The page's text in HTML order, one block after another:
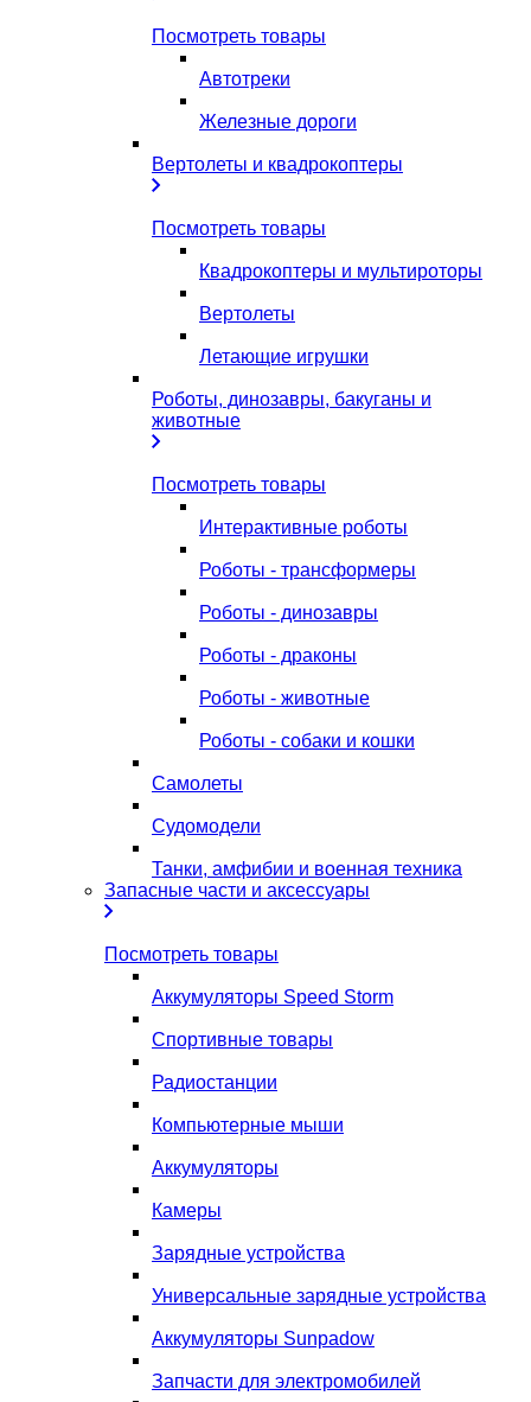
Посмотреть товары
Автотреки
Железные дороги
Вертолеты и квадрокоптеры
Посмотреть товары
Квадрокоптеры и мультироторы
Вертолеты
Летающие игрушки
Роботы, динозавры, бакуганы и
животные
Посмотреть товары
Интерактивные роботы
Роботы - трансформеры
Роботы - динозавры
Роботы - драконы
Роботы - животные
Роботы - собаки и кошки
Самолеты
Судомодели
Танки, амфибии и военная техника
Запасные части и аксессуары
Посмотреть товары
Аккумуляторы Speed Storm
Спортивные товары
Радиостанции
Компьютерные мыши
Аккумуляторы
Камеры
Зарядные устройства
Универсальные зарядные устройства
Аккумуляторы Sunpadow
Запчасти для электромобилей